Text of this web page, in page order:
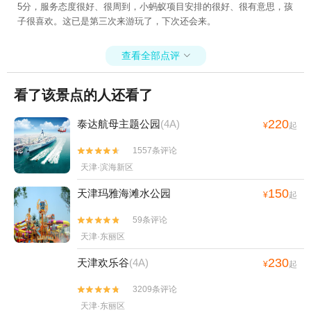
5分，服务态度很好、很周到，小蚂蚁项目安排的很好、很有意思，孩
子很喜欢。这已是第三次来游玩了，下次还会来。
查看全部点评 
看了该景点的人还看了
泰达航母主题公园(4A) ¥220起


1557条评论
天津·滨海新区
天津玛雅海滩水公园 ¥150起


59条评论
天津·东丽区
天津欢乐谷(4A) ¥230起


3209条评论
天津·东丽区